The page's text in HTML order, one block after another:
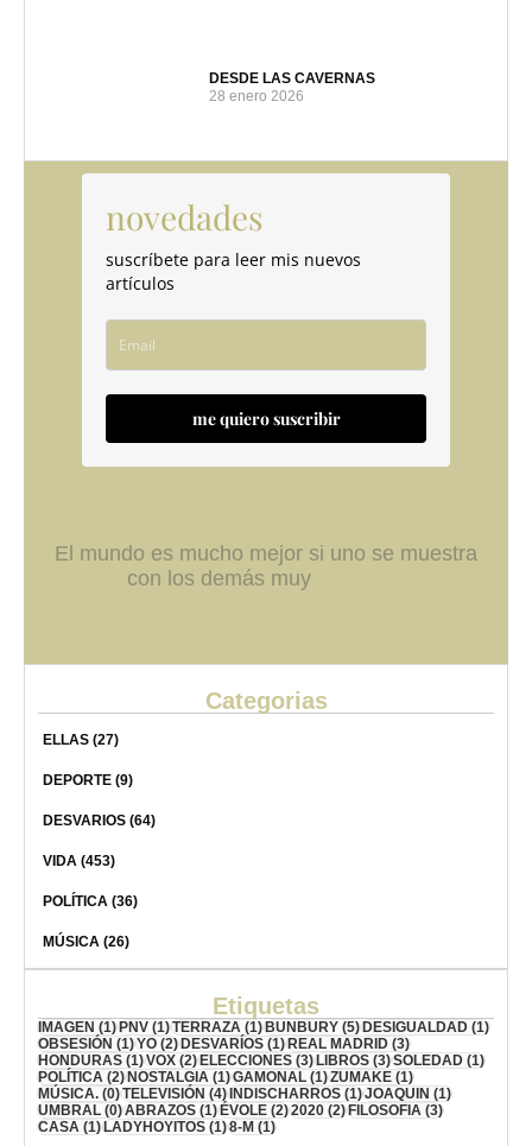
DESDE LAS CAVERNAS
28 enero 2026
novedades
suscríbete para leer mis nuevos
artículos
me quiero suscribir
El mundo es mucho mejor si uno se muestra
con los demás muy
Categorias
ELLAS (27)
DEPORTE (9)
DESVARIOS (64)
VIDA (453)
POLÍTICA (36)
MÚSICA (26)
Etiquetas
IMAGEN (1) PNV (1)TERRAZA (1) BUNBURY (5) DESIGUALDAD (1)
OBSESIÓN (1)YO (2) DESVARÍOS (1) REAL MADRID (3)
HONDURAS (1)VOX (2) ELECCIONES (3) LIBROS (3)SOLEDAD (1)
POLÍTICA (2) NOSTALGIA (1)GAMONAL (1)ZUMAKE (1)
MÚSICA. (0)TELEVISIÓN (4) INDISCHARROS (1)JOAQUIN (1)
UMBRAL (0)ABRAZOS (1) ÉVOLE (2)2020 (2) FILOSOFIA (3)
CASA (1) LADYHOYITOS (1)8-M (1)